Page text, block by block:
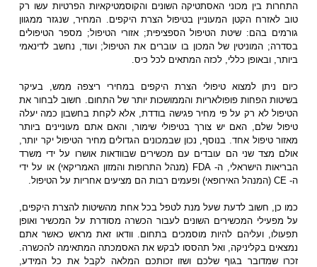
התחרות בין מכוני האסתטיקה השונים והקוסמטיקאיות הפרטיות עשו רק
טוב לאזרח הקטן המעוניין בטיפול הצרת היקפים. המחיר, שנגזר ממגוון
גורמים בהם: שיטת הטיפול הספציפית; אזורי הטיפול; מספר הטיפולים
בסדרה; המוניטין של המכון בו עוברים את הטיפול; ועוד, נחשב לדינאמי
ביותר, ובאופן כללי, לכזה המתאים לכל כיס.
כיום ניתן למצוא טיפולי הצרת היקפים במחירי ריצפה ממש, בעיקר
בשיטות הפחות פופולאריות והממושכות יותר של התחום. חשוב לבחור את
הטיפול לא רק על פי מחיר פגישה בודדת, אלא לקחת בחשבון כמה יעלה
טיפול שלם, האם יש צורך בטיפולי שימור, והאם אתם מעוניינים ביותר
מאזור טיפול אחד. בנוסף, נכון שבמכונים הגדולים מחיר הטיפול יקר יותר,
אולם מצד שני הם עובדים עם מכשירים שבוודאות אושרו על ידי משרד
הבריאות הישראלי, ה- FDA (מנהל התרופות והמזון האמריקאי) או על ידי
ה- CE (המנהל האירופאי) ופעמים רבות הם מציעים אחריות על הטיפול.
כמו כן, חשוב לדעת שעל מנת לטפל בכל אחת מהשיטות להצרת היקפים,
על מפעילי המכשירים השונים לעבור הכשרה מסודרת על המכשיר ואופן
תפעולו, ועליהם להיות מוסמכים בתחום. וודאו זאת מראש כאשר אתם
נמצאים בקליניקה, ואל תהססו לבקש את האסמכתה המתאימה להכשרה.
זכרו שמדובר בגוף שלכם ושזו זכותכם המלאה לקבל את כל המידע,